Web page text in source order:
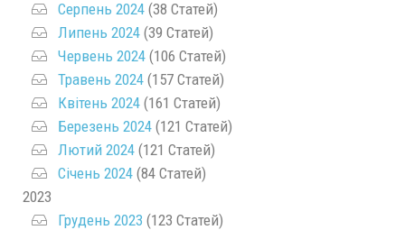
Серпень 2024 (38 Статей)
Липень 2024 (39 Статей)
Червень 2024 (106 Статей)
Травень 2024 (157 Статей)
Квітень 2024 (161 Статей)
Березень 2024 (121 Статей)
Лютий 2024 (121 Статей)
Січень 2024 (84 Статей)
2023
Грудень 2023 (123 Статей)